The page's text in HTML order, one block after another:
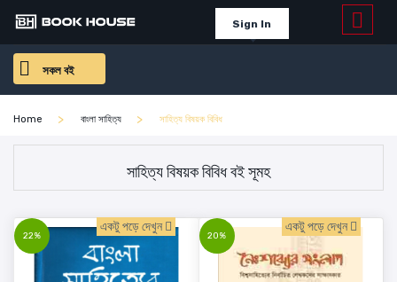
Sign In
সকল বই
Home বাংলা সাহিত্য সাহিত্য বিষয়ক বিবিধ
সাহিত্য বিষয়ক বিবিধ বই সূমহ
22%
একটু পড়ে দেখুন
20%
একটু পড়ে দেখুন